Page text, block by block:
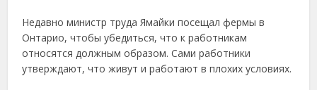
Недавно министр труда Ямайки посещал фермы в
Онтарио, чтобы убедиться, что к работникам
относятся должным образом. Сами работники
утверждают, что живут и работают в плохих условиях.